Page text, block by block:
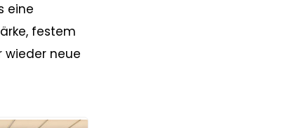
eine
festem
wieder neue